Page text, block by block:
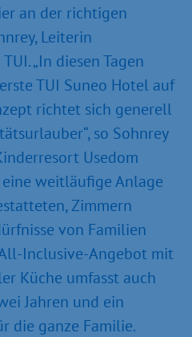
an der richtigen
Leiterin
„In diesen Tagen
TUI Suneo Hotel auf
richtet sich generell
so Sohnrey
Usedom
weitläufige Anlage
Zimmern
von Familien
Inclusive-Angebot mit
Küche umfasst auch
Jahren und ein
die ganze Familie.